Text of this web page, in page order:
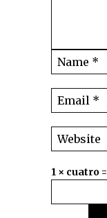
1 × cuatro =